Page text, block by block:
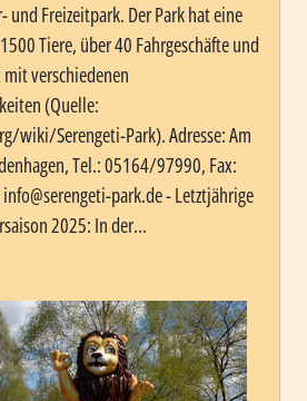
und Freizeitpark. Der Park hat eine
Tiere, über 40 Fahrgeschäfte und
verschiedenen
(Quelle:
wiki/Serengeti-Park). Adresse: Am
Tel.: 05164/97990, Fax:
park.de - Letztjährige
2025: In der...